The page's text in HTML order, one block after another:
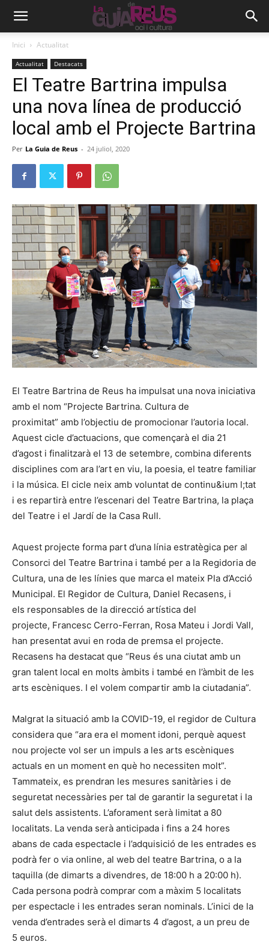
Inici Actualitat
Actualitat Destacats
El Teatre Bartrina impulsa
una nova línea de producció
local amb el Projecte Bartrina
Per La Guia de Reus - 24 juliol, 2020
El Teatre Bartrina de Reus ha impulsat una nova iniciativa
amb el nom “Projecte Bartrina. Cultura de
proximitat” amb l’objectiu de promocionar l’autoria local.
Aquest cicle d’actuacions, que començarà el dia 21
d’agost i finalitzarà el 13 de setembre, combina diferents
disciplines com ara l’art en viu, la poesia, el teatre familiar
i la música. El cicle neix amb voluntat de continu&ium l;tat
i es repartirà entre l’escenari del Teatre Bartrina, la plaça
del Teatre i el Jardí de la Casa Rull.
Aquest projecte forma part d’una línia estratègica per al
Consorci del Teatre Bartrina i també per a la Regidoria de
Cultura, una de les línies que marca el mateix Pla d’Acció
Municipal. El Regidor de Cultura, Daniel Recasens, i
els responsables de la direcció artística del
projecte, Francesc Cerro-Ferran, Rosa Mateu i Jordi Vall,
han presentat avui en roda de premsa el projecte.
Recasens ha destacat que “Reus és una ciutat amb un
gran talent local en molts àmbits i també en l’àmbit de les
arts escèniques. I el volem compartir amb la ciutadania”.
Malgrat la situació amb la COVID-19, el regidor de Cultura
considera que “ara era el moment idoni, perquè aquest
nou projecte vol ser un impuls a les arts escèniques
actuals en un moment en què ho necessiten molt”.
Tammateix, es prendran les mesures sanitàries i de
seguretat necessàries per tal de garantir la seguretat i la
salut dels assistents. L’aforament serà limitat a 80
localitats. La venda serà anticipada i fins a 24 hores
abans de cada espectacle i l’adquisició de les entrades es
podrà fer o via online, al web del teatre Bartrina, o a la
taquilla (de dimarts a divendres, de 18:00 h a 20:00 h).
Cada persona podrà comprar com a màxim 5 localitats
per espectacle i les entrades seran nominals. L’inici de la
venda d’entrades serà el dimarts 4 d’agost, a un preu de
5 euros.